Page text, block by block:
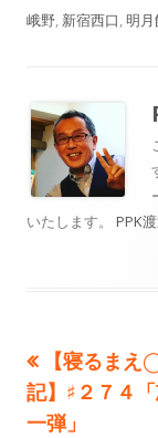
開
峨野, 新宿西口,明月
いたします。 PPK
投
稿
前
の
記
【寝るま
記】♯２７４
一弾」